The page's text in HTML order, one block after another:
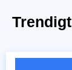
Trendigt